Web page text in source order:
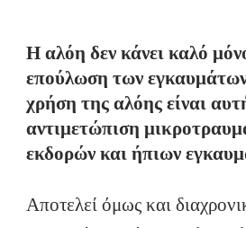
Η αλόη δεν κάνει καλό
επούλωση των
χρήση της αλόης είναι
αντιμετώπιση
εκδορών και ήπιων
Αποτελεί όμως και